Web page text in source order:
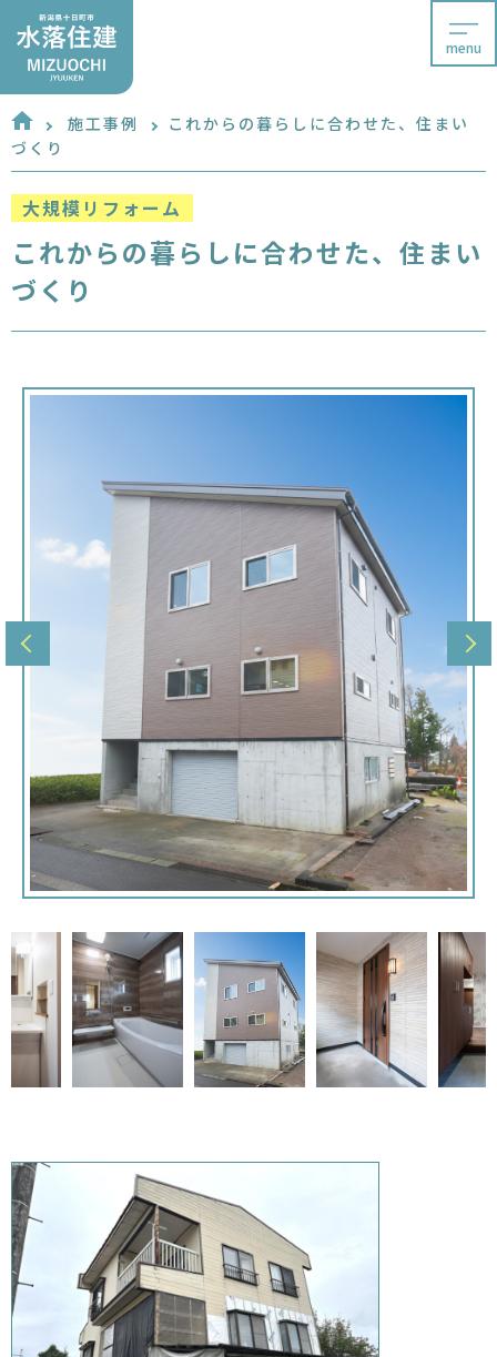
menu
施工事例
これからの暮らしに合わせた、住まい
づくり
大規模リフォーム
これからの暮らしに合わせた、住まい
づくり